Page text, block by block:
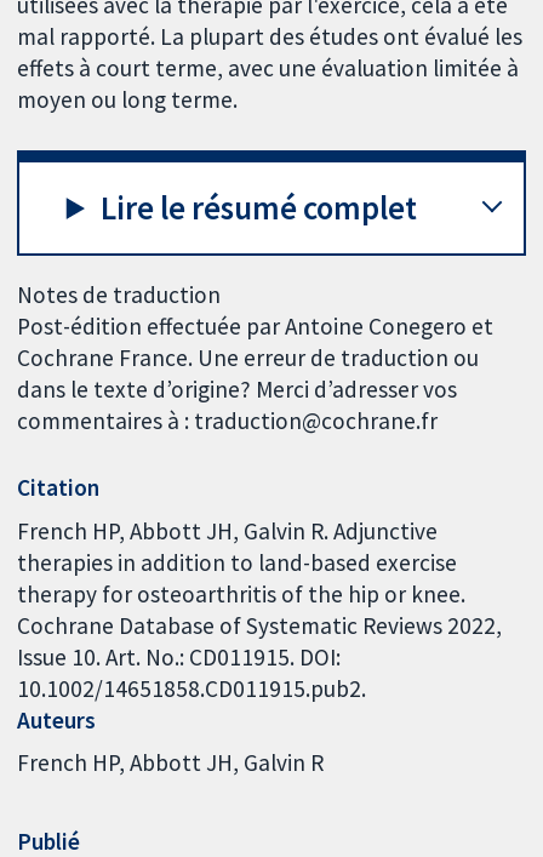
mal rapporté. La plupart des études ont évalué les
effets à court terme, avec une évaluation limitée à
moyen ou long terme.
Lire le résumé complet
Notes de traduction
Post-édition effectuée par Antoine Conegero et
Cochrane France. Une erreur de traduction ou
dans le texte d’origine? Merci d’adresser vos
commentaires à : traduction@cochrane.fr
Citation
French HP, Abbott JH, Galvin R. Adjunctive
therapies in addition to land-based exercise
therapy for osteoarthritis of the hip or knee.
Cochrane Database of Systematic Reviews 2022,
Issue 10. Art. No.: CD011915. DOI:
10.1002/14651858.CD011915.pub2.
Auteurs
French HP Abbott JH Galvin R
Publié